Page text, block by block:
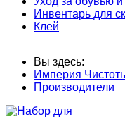
Инвентарь для
Клей
Вы здесь:
Империя
Производители